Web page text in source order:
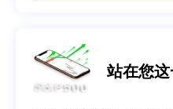
站在您这